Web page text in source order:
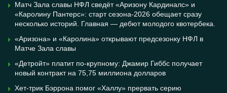
Матч Зала славы НФЛ сведёт «Аризону Кардиналс» и
«Каролину Пантерс»: старт сезона-2026 обещает сразу
несколько историй. Главная — дебют молодого квотербека.
«Аризона» и «Каролина» открывают предсезонку НФЛ в
Матче Зала славы
«Детройт» платит по-крупному: Джамир Гиббс получает
новый контракт на 75,75 миллиона долларов
Хет-трик Бэррона помог «Халлу» прервать серию